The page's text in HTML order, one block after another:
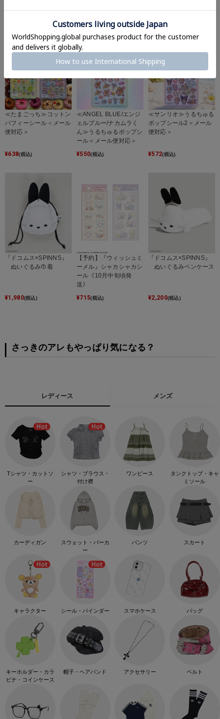
¥880(税込)
¥572(税込)
¥1,210(税込)
≪たまごっち≫コットン
パフィーシール＜メール
便対応＞
¥638(税込)
≪ANGEL BLUE/エンジ
ェルブルー/ナカムラく
ん≫うるちゅるポップシ
ール＜メール便対応＞
¥550(税込)
≪サンリオ≫うるちゅる
ポップシール2＜メール
便対応＞
¥572(税込)
『ドコムス×SPINNS』
ぬいぐるみ巾着
¥1,980(税込)
【予約】『ウィッシュミ
ーメル』シャカシャカシ
ール《10月中旬頃発
送》
¥715(税込)
『ドコムス×SPINNS』
ぬいぐるみペンケース
¥2,200(税込)
さっきのアレもやっぱり気になる？
レディース メンズ
Tシャツ・カットソ
ー
シャツ・ブラウス・
付け襟
ワンピース
タンクトップ・キャ
ミソール
カーディガン
スウェット・パーカ
ー
パンツ スカート
キャラクター シール・バインダー スマホケース バッグ
キーホルダー・カラ
ビナ・コインケース
帽子・ヘアバンド アクセサリー ベルト